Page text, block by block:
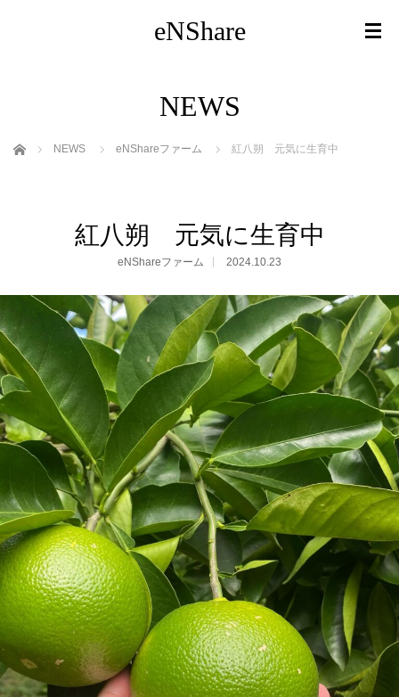
eNShare
NEWS
ホーム NEWS eNShareファーム 紅八朔 元気に生育中
紅八朔 元気に生育中
eNShareファーム 2024.10.23